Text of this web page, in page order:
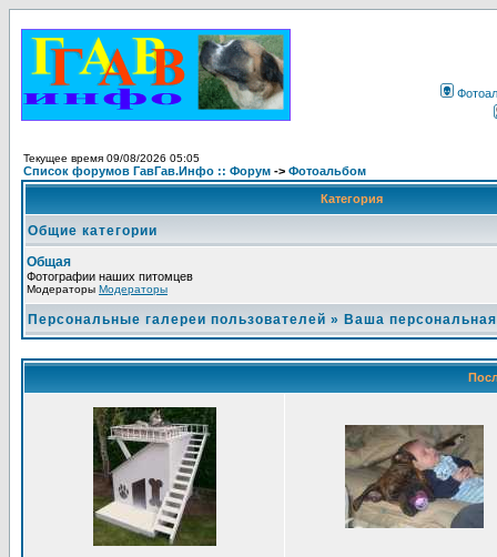
Текущее время 09/08/2026 05:05
Список форумов ГавГав.Инфо :: Форум -> Фотоальбом
Категория
Общие категории
Общая
Фотографии наших питомцев
Модераторы Модераторы
Персональные галереи пользователей » Ваша